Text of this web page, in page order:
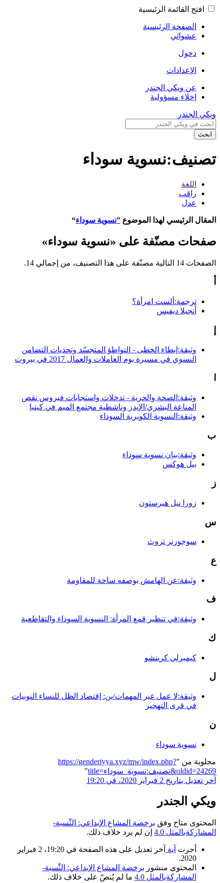
افتح القائمة الرئيسية
الصفحة الرئيسية
عشوائي
دخول
الإعدادات
عن ويكي الجندر
إخلاء مسؤولية
ويكي الجندر
ابحث
تصنيف:نسوية سوداء
اللغة
راقب
عدل
المقال الرئيسي لهذا الموضوع ”نسوية سوداء“
صفحات مصنّفة على «نسوية سوداء»
الصفحات 14 التالية مصنّفة على هذا التصنيف، من إجمالي 14.
ترجمة:ألست امرأة؟
أنجيلا ديفيس
وثيقة:إبطاء الخطى - التواطؤ المتجسّد وتحديات التضامن
النسوي في مسيرة يوم العاملات والعمال 2017 في بيروت
وثيقة:الصحة والحرية - تدخلات واستجابات فيروس نقص
المناعة البشري/الإيدز وناشطية مجتمع الميم في كينيا
وثيقة:النسوية الكويرية السوداء
ب
وثيقة:بيان نسوية سوداء
بيل هوكس
ز
زورا نيل هيرستون
س
سوجورنر تروث
ع
وثيقة:عن الهامش بوصفه ساحة للمقاومة
ف
وثيقة:في تنظير قمع المرأة: النسوية السوداء والتقاطعية
ك
كيمبرلي كرينشو
ل
وثيقة:لا عمل غير المهمات/ين: إقتصاد الظل للنساء النوبيات
في قرى التهجير
ن
نسوية سوداء
مجلوبة من "https://genderiyya.xyz/mw/index.php?
title=تصنيف:نسوية_سوداء&oldid=24269
"
آخر تعديل بتاريخ 2 فبراير 2020، في 19:20
ويكي الجندر
المحتوى متاح وفق برخصة المشاع الإبداعي: النِّسبة-
المشاركةبالمثل 4.0
إن لم يرد خلاف ذلك.
أجرت آية
آخر تعديل على هذه الصفحة في 19:20، 2 فبراير
2020.
المحتوى منشور برخصة المشاع الإبداعي: النِّسبة-
المشاركةبالمثل 4.0
ما لم يُنصّ على خلاف ذلك.